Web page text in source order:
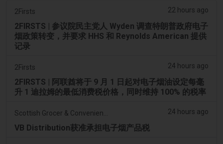
2Firsts 22 hours ago
2FIRSTS | 参议院民主党人 Wyden 调查特朗普政府电子
烟政策转变，并要求 HHS 和 Reynolds American 提供
记录
2Firsts 24 hours ago
2FIRSTS | 阿联酋将于 9 月 1 日起对电子烟油设定每毫
升 1 迪拉姆的最低消费税价格，同时维持 100% 的税率
24 hours ago
VB Distribution获准承担电子烟产品税